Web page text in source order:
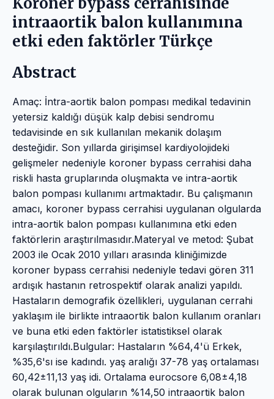
intraaortik balon kullanımına
etki eden faktörler Türkçe
Abstract
Amaç: İntra-aortik balon pompası medikal tedavinin
yetersiz kaldığı düşük kalp debisi sendromu
tedavisinde en sık kullanılan mekanik dolaşım
desteğidir. Son yıllarda girişimsel kardiyolojideki
gelişmeler nedeniyle koroner bypass cerrahisi daha
riskli hasta gruplarında oluşmakta ve intra-aortik
balon pompası kullanımı artmaktadır. Bu çalışmanın
amacı, koroner bypass cerrahisi uygulanan olgularda
intra-aortik balon pompası kullanımına etki eden
faktörlerin araştırılmasıdır.Materyal ve metod: Şubat
2003 ile Ocak 2010 yılları arasında kliniğimizde
koroner bypass cerrahisi nedeniyle tedavi gören 311
ardışık hastanın retrospektif olarak analizi yapıldı.
Hastaların demografik özellikleri, uygulanan cerrahi
yaklaşım ile birlikte intraaortik balon kullanım oranları
ve buna etki eden faktörler istatistiksel olarak
karşılaştırıldı.Bulgular: Hastaların %64,4'ü Erkek,
%35,6'sı ise kadındı. yaş aralığı 37-78 yaş ortalaması
60,42±11,13 yaş idi. Ortalama eurocsore 6,08±4,18
olarak bulunan olguların %14,50 intraaortik balon